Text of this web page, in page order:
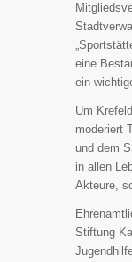
eine
ein
Um
moderiert
und dem
in allen
Akteure,
Stiftung